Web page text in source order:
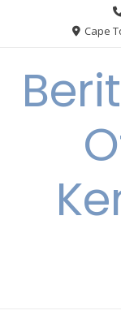
Cape